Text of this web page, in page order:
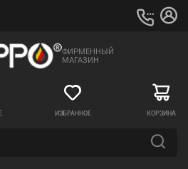
ФИРМЕННЫЙ
МАГАЗИН
ИЗБРАННОЕ КОРЗИНА